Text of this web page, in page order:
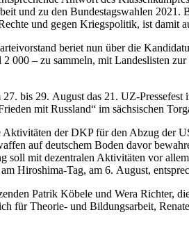
und zu den Bundestagswahlen
und gegen Kriegspolitik, ist damit
beriet nun über die
000 – zu sammeln, mit Landeslisten
bis 29. August das 21. UZ-
mit Russland“ im sächsischen
der DKP für den Abzug
auf deutschem Boden davor
mit dezentralen Aktivitäten vor
Hiroshima-Tag, am 6. August,
Patrik Köbele und Wera
für Theorie- und Bildungsarbeit,